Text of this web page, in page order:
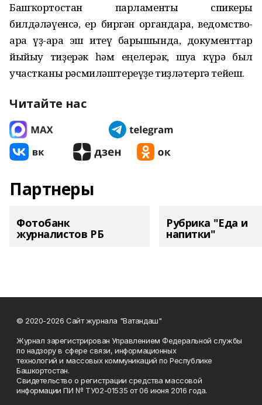
Башҡортостан парламенты спикеры
билдәләүенсә, ер биргән органдарға, ведомство-
ара үҙ-ара эш итеү барышында, документтар
йыйыу тиҙерәк һәм еңелерәк, шуға күрә был
участканы рәсмиләштереүҙе тиҙләтергә тейеш.
Читайте нас
Партнеры
Фотобанк
журналистов РБ
Рубрика "Еда и
напитки"
© 2020-2026 Сайт журнала "Ватандаш"
Журнал зарегистрирован Управлением Федеральной службы
по надзору в сфере связи, информационных
технологий и массовых коммуникаций по Республике
Башкортостан.
Свидетельство о регистрации средства массовой
информации ПИ № ТУ02-01535 от 06 июня 2016 года.